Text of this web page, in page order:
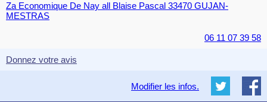
Za Economique De Nay all Blaise Pascal 33470 GUJAN-
MESTRAS
06 11 07 39 58
Donnez votre avis
Modifier les infos.